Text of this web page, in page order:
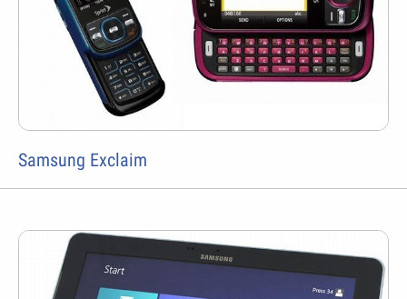
Samsung Exclaim